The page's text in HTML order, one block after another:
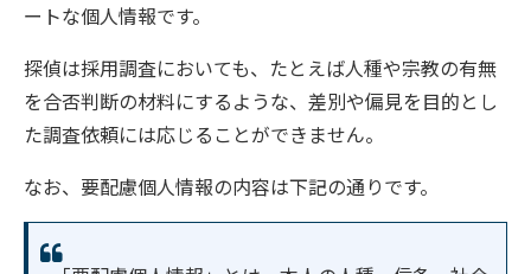
ートな個人情報です。
探偵は採用調査においても、たとえば人種や宗教の有無
を合否判断の材料にするような、差別や偏見を目的とし
た調査依頼には応じることができません。
なお、要配慮個人情報の内容は下記の通りです。